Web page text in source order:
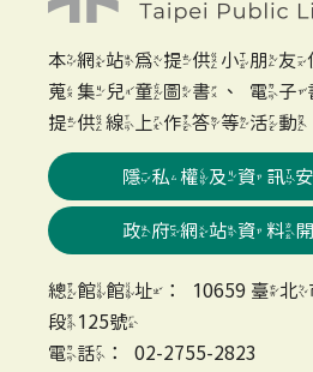
本網站為提供小朋友
蒐集兒童圖書、電
提供線上作答等活動
隱私權及資訊
政府網站資料
總館館址：10659 臺
段125號
電話：02-2755-2823